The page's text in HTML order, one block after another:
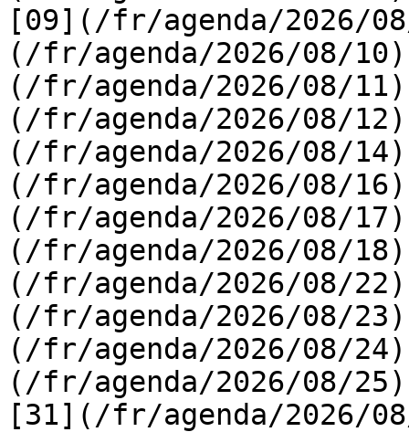
[09](/fr/agenda/2026/
(/fr/agenda/2026/08/
(/fr/agenda/2026/08/
(/fr/agenda/2026/08/
(/fr/agenda/2026/08/
(/fr/agenda/2026/08/
(/fr/agenda/2026/08/
(/fr/agenda/2026/08/
(/fr/agenda/2026/08/
(/fr/agenda/2026/08/
(/fr/agenda/2026/08/
(/fr/agenda/2026/08/
[31](/fr/agenda/